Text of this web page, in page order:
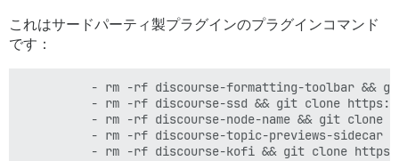
これはサードパーティ製プラグインのプラグインコマンド
です：
- rm -rf discourse-formatting-toolbar &&
- rm -rf discourse-ssd && git clone
- rm -rf discourse-node-name && git clone
- rm -rf discourse-topic-previews-sidecar
- rm -rf discourse-kofi && git clone